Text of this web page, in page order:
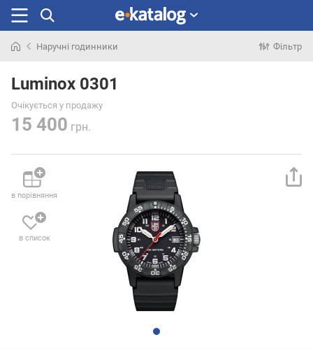
раніше
Наручні годинники Фільтр
Luminox 0301
Очікується у продажу
15 400 грн.
в порівняння
в список